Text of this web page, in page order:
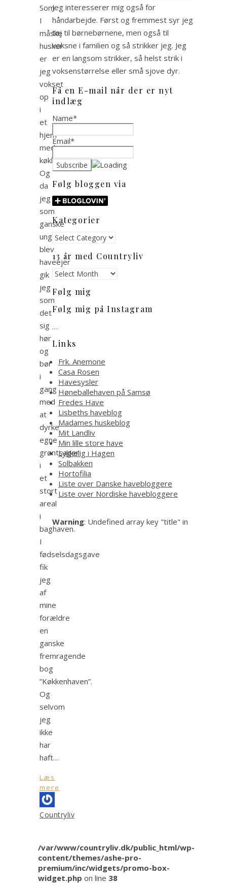
Som
I
måske
husker
er
jeg
vokset
op
i
et
hjem
med
køkkenhave.
Og
da
jeg
som
ganske
ung
blev
haveejer
gik
jeg
som
det
sig
hør
og
bør
i
gang
med
at
dyrke
egne
grøntsager
i
et
stort
areal
i
baghaven.
I
fødselsdagsgave
fik
jeg
af
mine
forældre
en
ganske
fremragende
bog
”Køkkenhaven”.
Og
selvom
jeg
ikke
har
haft…
Læs
mere
Countryliv
Jeg interesserer mig også for
håndarbejde. Først og fremmest syr jeg
tøj til børnebørnene, men også til
voksne i familien og så strikker jeg. Jeg
er en langsom strikker, så helst strik i
voksenstørrelse eller små sjove dyr.
Få en E-mail når der er nyt
indlæg
Name*
Email*
Følg bloggen via
Kategorier
Kategorier
13 år med Countryliv
13
med
Countryliv
Følg mig
Følg mig på Instagram
…
Links
Frk. Anemone
Casa Rosen
Havesysler
Høneballehaven på Samsø
Fredes Have
Lisbeths haveblog
Madames huskeblog
Mit Landliv
Min lille store have
Lykkelig i Hagen
Solbakken
Hortofilia
Liste over Danske havebloggere
Liste over Nordiske havebloggere
Warning: Undefined array key "title" in
/var/www/countryliv.dk/public_html/wp-
content/themes/ashe-pro-
premium/inc/widgets/promo-box-
widget.php on line 38